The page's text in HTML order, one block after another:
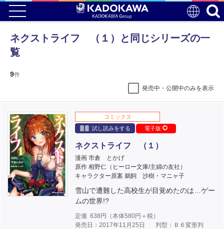
ネクストライフ （１）と同じシリーズの一
覧
9件
発売中・公開中のみを表示
コミックス
試し読みをする
電子版
ネクストライフ （１）
漫画 市倉 とかげ
原作 相野仁（ヒーロー文庫/主婦の友社）
キャラクター原案 鵜飼 沙樹・マニャ子
雪山で遭難した高校生が目覚めたのは…ゲー
ムの世界!?
定価 638 円（本体580円＋税）
発売日：2017年11月25日
判型：Ｂ６変形判